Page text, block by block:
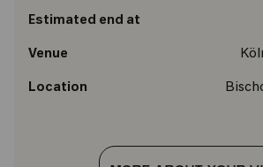
Estimated end at
Venue
Location